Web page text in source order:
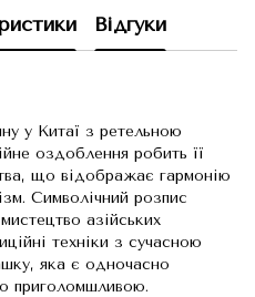
Відгуки
у Китаї з ретельною
оздоблення робить її
що відображає гармонію
Символічний розпис
азійських
техніки з сучасною
яка є одночасно
приголомшливою.